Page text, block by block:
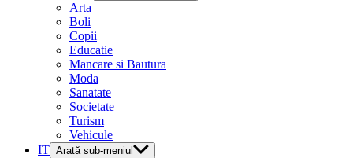
Arta
Boli
Copii
Educatie
Mancare si Bautura
Moda
Sanatate
Societate
Turism
Vehicule
IT Arată sub-meniul